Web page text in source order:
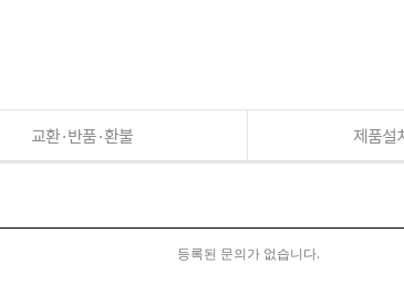
교환·반품·환불 제품설
등록된 문의가 없습니다.